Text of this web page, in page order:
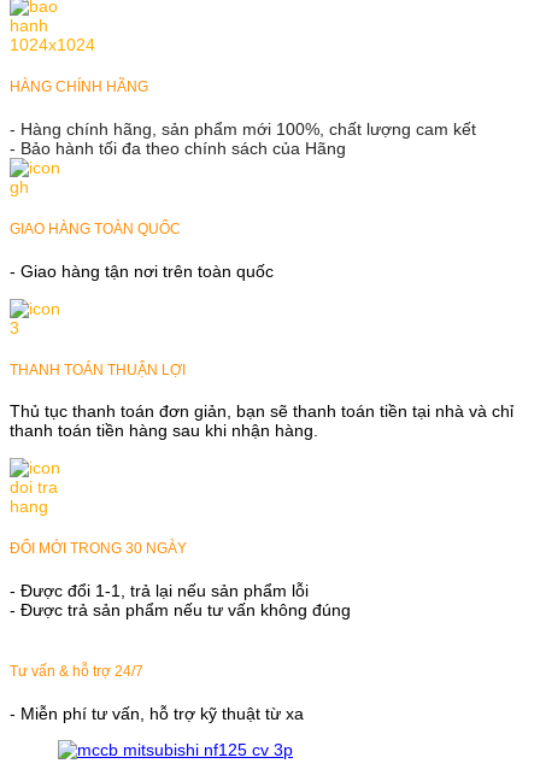
HÀNG CHÍNH HÃNG
- Hàng chính hãng, sản phẩm mới 100%, chất lượng cam kết
- Bảo hành tối đa theo chính sách của Hãng
GIAO HÀNG TOÀN QUỐC
- Giao hàng tận nơi trên toàn quốc
THANH TOÁN THUẬN LỢI
Thủ tục thanh toán đơn giản, bạn sẽ thanh toán tiền tại nhà và chỉ
thanh toán tiền hàng sau khi nhận hàng.
ĐỔI MỚI TRONG 30 NGÀY
- Được đổi 1-1, trả lại nếu sản phẩm lỗi
- Được trả sản phẩm nếu tư vấn không đúng
Tư vấn & hỗ trợ 24/7
- Miễn phí tư vấn, hỗ trợ kỹ thuật từ xa